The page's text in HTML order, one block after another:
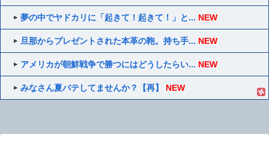
夢の中でヤドカリに「起きて！起きて！」と... NEW
旦那からプレゼントされた本革の鞄。持ち手... NEW
アメリカが朝鮮戦争で勝つにはどうしたらい... NEW
みなさん夏バテしてませんか？【再】 NEW